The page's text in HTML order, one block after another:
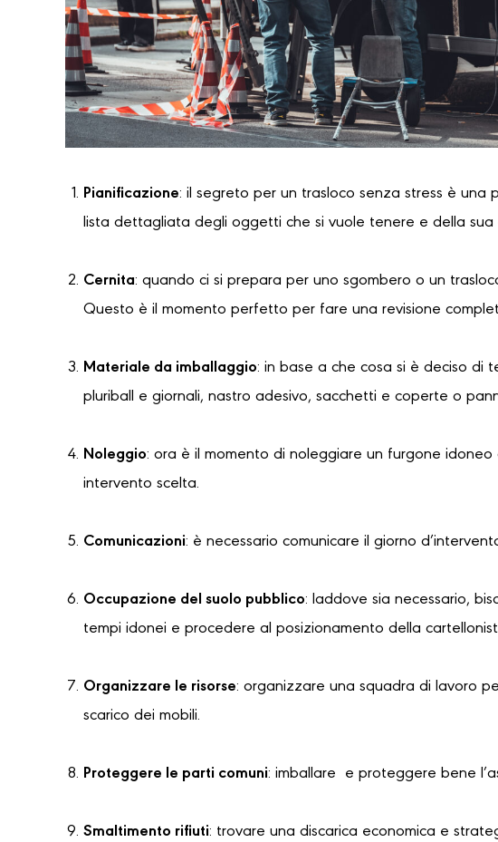
Pianificazione: il segreto per un trasloco senza stress è una
lista dettagliata degli oggetti che si vuole tenere e della sua
Cernita: quando ci si prepara per uno sgombero o un
Questo è il momento perfetto per fare una revisione
Materiale da imballaggio: in base a che cosa si è deciso di
pluriball e giornali, nastro adesivo, sacchetti e coperte o
Noleggio: ora è il momento di noleggiare un furgone
intervento scelta.
Comunicazioni: è necessario comunicare il giorno
Occupazione del suolo pubblico: laddove sia necessario,
tempi idonei e procedere al posizionamento della
Organizzare le risorse: organizzare una squadra di lavoro
scarico dei mobili.
Proteggere le parti comuni: imballare e proteggere bene
Smaltimento rifiuti: trovare una discarica economica e